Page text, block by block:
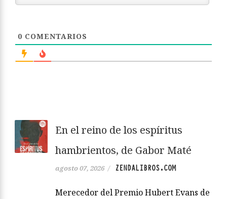
0 COMENTARIOS
En el reino de los espíritus
hambrientos, de Gabor Maté
agosto 07, 2026 / ZENDALIBROS.COM
Merecedor del Premio Hubert Evans de